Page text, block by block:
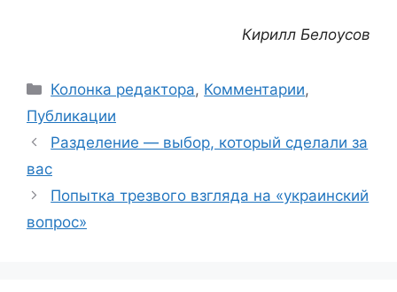
Кирилл Белоусов
Рубрики
Колонка редактора, Комментарии,
Публикации
Разделение — выбор, который сделали за
вас
Попытка трезвого взгляда на «украинский
вопрос»